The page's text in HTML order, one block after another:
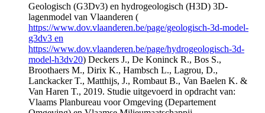
Geologisch (G3Dv3) en hydrogeologisch (H3D) 3D-
lagenmodel van Vlaanderen (
https://www.dov.vlaanderen.be/page/geologisch-3d-model-
g3dv3 en
https://www.dov.vlaanderen.be/page/hydrogeologisch-3d-
model-h3dv20) Deckers J., De Koninck R., Bos S.,
Broothaers M., Dirix K., Hambsch L., Lagrou, D.,
Lanckacker T., Matthijs, J., Rombaut B., Van Baelen K. &
Van Haren T., 2019. Studie uitgevoerd in opdracht van:
Vlaams Planbureau voor Omgeving (Departement